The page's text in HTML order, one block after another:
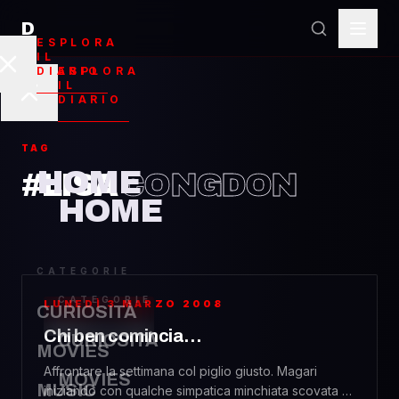
ESPLORA
IL
DIARIO
HOME
CATEGORIE
CURIOSITÀ
MOVIES
MUSIC
D
ESPLORA
IL
DIARIO
HOME
CATEGORIE
CURIOSITÀ
MOVIES
TAG
#LISACONGDON
CURIOSITÀ
LUNEDÌ 3 MARZO 2008
Chi ben comincia…
Affrontare la settimana col piglio giusto. Magari
iniziando con qualche simpatica minchiata scovata su